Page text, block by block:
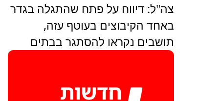
צה"ל: דיווח על פתח שהתגלה בגדר
באחד הקיבוצים בעוטף עזה,
תושבים נקראו להסתגר בבתים